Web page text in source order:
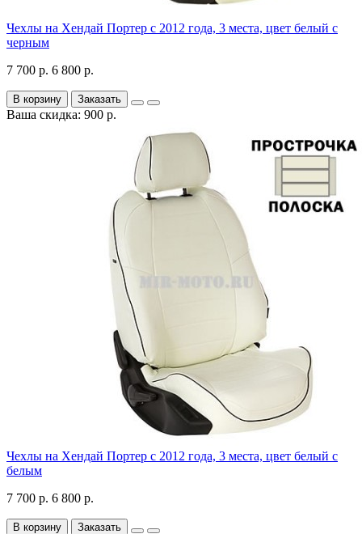
Чехлы на Хендай Портер с 2012 года, 3 места, цвет белый с
черным
7 700 р. 6 800 р.
В корзину Заказать
Ваша скидка: 900 р.
Чехлы на Хендай Портер с 2012 года, 3 места, цвет белый с
белым
7 700 р. 6 800 р.
В корзину Заказать